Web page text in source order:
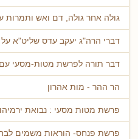
גולה אחר גולה, דם ואש ותמרות
דברי הרה"ג יעקב עדס שליט"א
דבר תורה לפרשת מטות-מסעי עם
הר ההר - מות אהרון
פרשת מטות מסעי : נבואת
פרשת פנחס- הוראות משמים